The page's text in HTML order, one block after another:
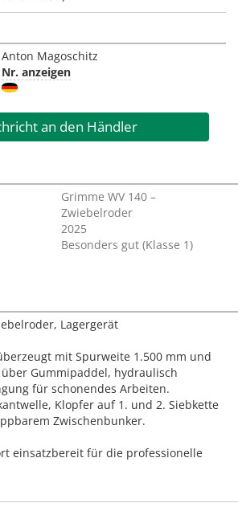
Anton Magoschitz
Nr. anzeigen
an den Händler
Grimme WV 140 –
Zwiebelroder
2025
Besonders gut (Klasse 1)
Lagergerät
mit Spurweite 1.500 mm und
Gummipaddel, hydraulisch
für schonendes Arbeiten.
Klopfer auf 1. und 2. Siebkette
Zwischenbunker.
einsatzbereit für die professionelle